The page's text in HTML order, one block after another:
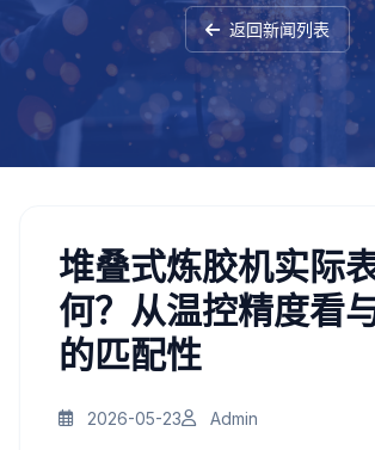
返回新闻列表
堆叠式炼胶机实际
何？从温控精度看
的匹配性
2026-05-23 Admin